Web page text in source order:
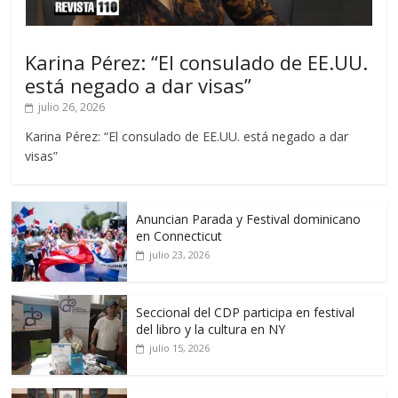
Karina Pérez: “El consulado de EE.UU.
está negado a dar visas”
julio 26, 2026
Karina Pérez: “El consulado de EE.UU. está negado a dar
visas”
Anuncian Parada y Festival dominicano
en Connecticut
julio 23, 2026
Seccional del CDP participa en festival
del libro y la cultura en NY
julio 15, 2026